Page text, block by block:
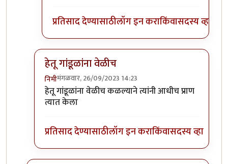
प्रतिसाद देण्यासाठीलॉग इन कराकिंवासदस्य व्हा
हेतू गांडूळांना वेळीच
निमीमंगळवार, 26/09/2023 14:23
In reply toटपोरे गांडुळ आहेत, ही गांडुळंbyगवि
हेतू गांडूळांना वेळीच कळल्याने त्यांनी आधीच प्राण
त्यात केला
प्रतिसाद देण्यासाठीलॉग इन कराकिंवासदस्य व्हा